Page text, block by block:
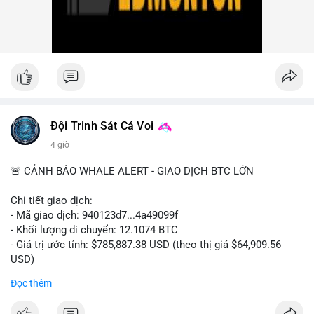
nhiều giao dịch lớn (từ 4 BTC đến 210 BTC) trong ngày, ưu tiên
Xem chi tiết các bài viết đầy đủ tại dòng thời gian của Vlike.vn!
#ofacsanctions
Đội Trinh Sát Cá Voi
4 giờ
🚨 CẢNH BÁO WHALE ALERT - GIAO DỊCH BTC LỚN
Chi tiết giao dịch:
- Mã giao dịch: 940123d7...4a49099f
- Khối lượng di chuyển: 12.1074 BTC
- Giá trị ước tính: $785,887.38 USD (theo thị giá $64,909.56
USD)
Đọc thêm